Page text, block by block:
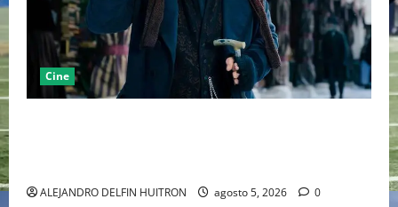
Cine
ALEJANDRO DELFIN HUITRON agosto 5, 2026 0